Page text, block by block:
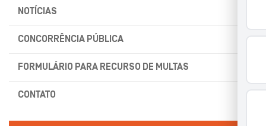
NOTÍCIAS
CONCORRÊNCIA PÚBLICA
FORMULÁRIO PARA RECURSO DE MULTAS
CONTATO